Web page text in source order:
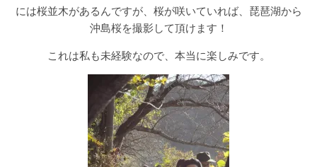
には桜並木があるんですが、桜が咲いていれば、琵琶湖から
沖島桜を撮影して頂けます！
これは私も未経験なので、本当に楽しみです。